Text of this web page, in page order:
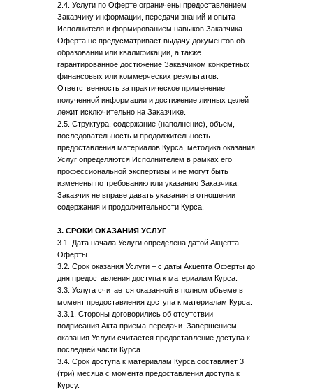
2.4. Услуги по Оферте ограничены предоставлением
Заказчику информации, передачи знаний и опыта
Исполнителя и формированием навыков Заказчика.
Оферта не предусматривает выдачу документов об
образовании или квалификации, а также
гарантированное достижение Заказчиком конкретных
финансовых или коммерческих результатов.
Ответственность за практическое применение
полученной информации и достижение личных целей
лежит исключительно на Заказчике.
2.5. Структура, содержание (наполнение), объем,
последовательность и продолжительность
предоставления материалов Курса, методика оказания
Услуг определяются Исполнителем в рамках его
профессиональной экспертизы и не могут быть
изменены по требованию или указанию Заказчика.
Заказчик не вправе давать указания в отношении
содержания и продолжительности Курса.
3. СРОКИ ОКАЗАНИЯ УСЛУГ
3.1. Дата начала Услуги определена датой Акцепта
Оферты.
3.2. Срок оказания Услуги – с даты Акцепта Оферты до
дня предоставления доступа к материалам Курса.
3.3. Услуга считается оказанной в полном объеме в
момент предоставления доступа к материалам Курса.
3.3.1. Стороны договорились об отсутствии
подписания Акта приема-передачи. Завершением
оказания Услуги считается предоставление доступа к
последней части Курса.
3.4. Срок доступа к материалам Курса составляет 3
(три) месяца с момента предоставления доступа к
Курсу.